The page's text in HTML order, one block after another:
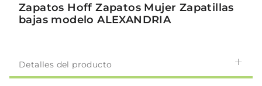
Zapatos Hoff Zapatos Mujer Zapatillas
bajas modelo ALEXANDRIA
Detalles del producto